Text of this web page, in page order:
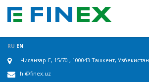
RU EN
Чиланзар-E, 15/70 , 100043 Ташкент, Узбекистан
hi@finex.uz